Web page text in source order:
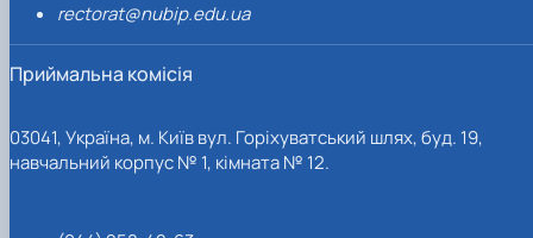
rectorat@nubip.edu.ua
Приймальна комісія
03041, Україна, м. Київ вул. Горіхуватський шлях, буд. 19,
навчальний корпус № 1, кімната № 12.